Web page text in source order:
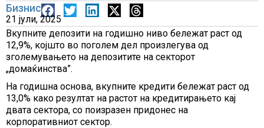
Бизнис
21 јули, 2025
Вкупните депозити на годишно ниво бележат раст од
12,9%, којшто во поголем дел произлегува од
зголемувањето на депозитите на секторот
„домаќинства”.
На годишна основа, вкупните кредити бележат раст од
13,0% како резултат на растот на кредитирањето кај
двата сектора, со поизразен придонес на
корпоративниот сектор.